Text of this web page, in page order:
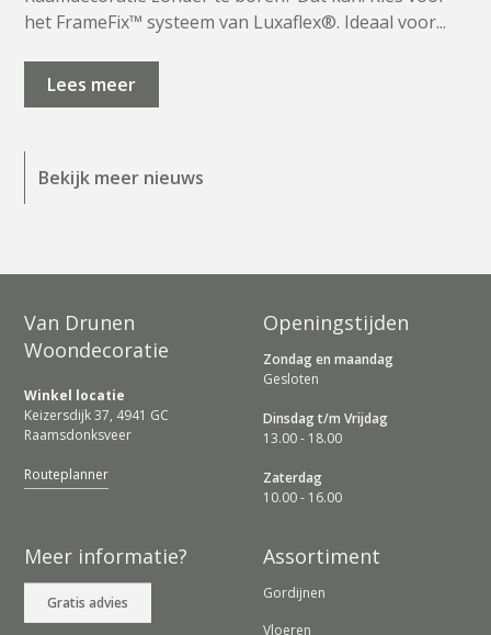
het FrameFix™ systeem van Luxaflex®. Ideaal voor...
Lees meer
Bekijk meer nieuws
Van Drunen
Woondecoratie
Winkel locatie
Keizersdijk 37, 4941 GC
Raamsdonksveer
Routeplanner
Meer informatie?
Gratis advies
Openingstijden
Zondag en maandag
Gesloten
Dinsdag t/m Vrijdag
13.00 - 18.00
Zaterdag
10.00 - 16.00
Assortiment
Gordijnen
Vloeren